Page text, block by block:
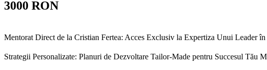
3000 RON
Mentorat Direct de la Cristian Fertea: Acces Exclusiv la Expertiza Unui Leader
Strategii Personalizate: Planuri de Dezvoltare Tailor-Made pentru Succesul Tău